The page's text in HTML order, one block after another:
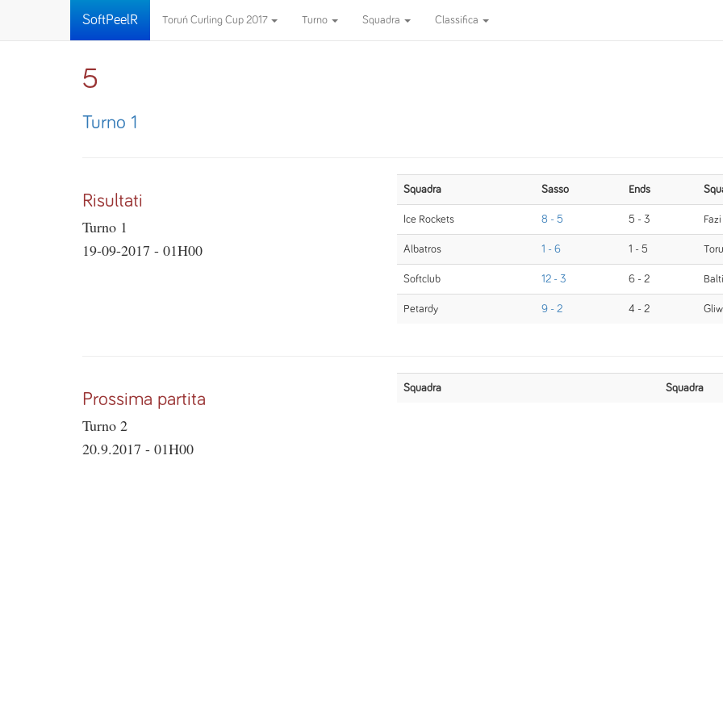
SoftPeelR Toruń Curling Cup 2017 Turno Squadra Classifica
5
Turno 1
Risultati
Turno 1
19-09-2017 - 01H00
Squadra Sasso Ends
Ice Rockets 8 - 5 5 - 3 Fazi
Albatros 1 - 6 1 - 5
Softclub 12 - 3 6 - 2
Petardy 9 - 2 4 - 2
Prossima partita
Turno 2
20.9.2017 - 01H00
Squadra Squadra